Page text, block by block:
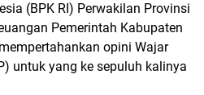
(BPK RI) Perwakilan Provinsi
Pemerintah Kabupaten
opini Wajar
untuk yang ke sepuluh kalinya